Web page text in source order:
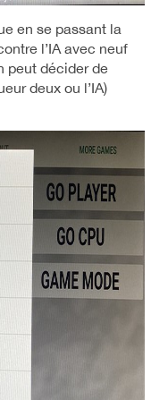
en se passant la
l’IA avec neuf
peut décider de
deux ou l’IA)